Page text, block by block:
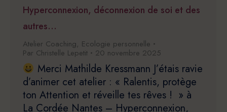
Hyperconnexion, déconnexion de soi et des
autres…
Atelier Coaching, Ecologie personnelle
Par Christelle Lepetit 20 novembre 2025
Merci Mathilde Kressmann J’étais ravie
d’animer cet atelier : « Ralentis, protège
ton Attention et réveille tes rêves ! » à
La Cordée Nantes – Hyperconnexion,